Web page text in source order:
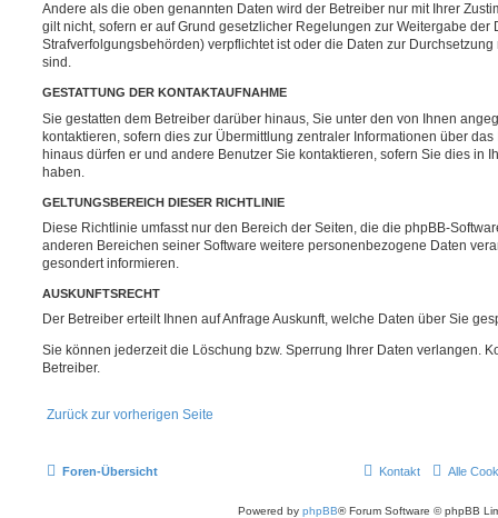
Andere als die oben genannten Daten wird der Betreiber nur mit Ihrer
gilt nicht, sofern er auf Grund gesetzlicher Regelungen zur Weitergabe der
Strafverfolgungsbehörden) verpflichtet ist oder die Daten zur
sind.
GESTATTUNG DER KONTAKTAUFNAHME
Sie gestatten dem Betreiber darüber hinaus, Sie unter den von Ihnen
kontaktieren, sofern dies zur Übermittlung zentraler Informationen über
hinaus dürfen er und andere Benutzer Sie kontaktieren, sofern Sie dies in
haben.
GELTUNGSBEREICH DIESER RICHTLINIE
Diese Richtlinie umfasst nur den Bereich der Seiten, die die phpBB-
anderen Bereichen seiner Software weitere personenbezogene Daten
gesondert informieren.
AUSKUNFTSRECHT
Der Betreiber erteilt Ihnen auf Anfrage Auskunft, welche Daten über Sie
Sie können jederzeit die Löschung bzw. Sperrung Ihrer Daten verlangen.
Betreiber.
Zurück zur vorherigen Seite
Foren-Übersicht Alle
Kontakt
Powered by phpBB® Forum Software © phpBB